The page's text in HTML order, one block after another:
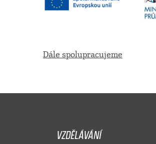
Dále spolupracujeme
VZDĚLÁVÁNÍ